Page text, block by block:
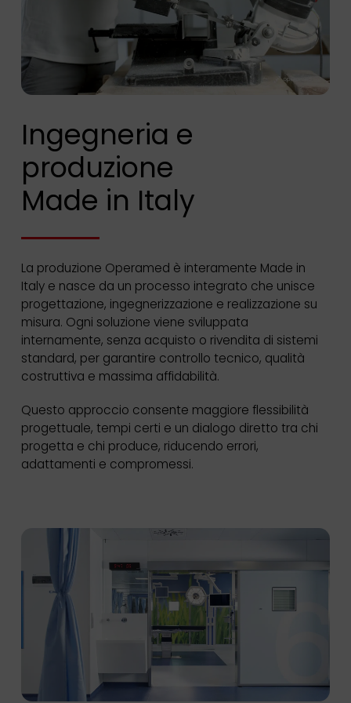
Ingegneria e
produzione
Made in Italy
La produzione Operamed è interamente Made in
Italy e nasce da un processo integrato che unisce
progettazione, ingegnerizzazione e realizzazione su
misura. Ogni soluzione viene sviluppata
internamente, senza acquisto o rivendita di sistemi
standard, per garantire controllo tecnico, qualità
costruttiva e massima affidabilità.
Questo approccio consente maggiore flessibilità
progettuale, tempi certi e un dialogo diretto tra chi
progetta e chi produce, riducendo errori,
adattamenti e compromessi.